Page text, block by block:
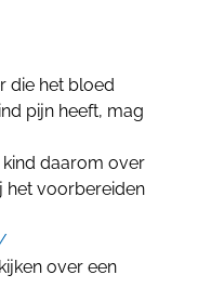
die het bloed
pijn heeft, mag
daarom over
het voorbereiden
over een